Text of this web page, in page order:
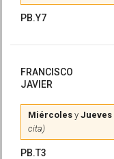
PB.Y7
FRANCISCO
JAVIER
Miércoles y Jueves
cita)
PB.T3